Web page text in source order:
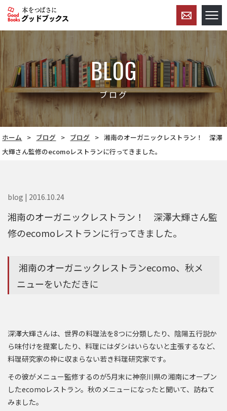
BLOG
ブログ
ホーム ブログ ブログ
湘南のオーガニックレストラン！ 深澤
大輝さん監修のecomoレストランに行ってきました。
blog | 2016.10.24
湘南のオーガニックレストラン！ 深澤大輝さん監
修のecomoレストランに行ってきました。
湘南のオーガニックレストランecomo、秋メ
ニューをいただきに
深澤大輝さんは、世界の料理法を8つに分類したり、陰陽五行説か
ら味付けを提案したり、料理にはダシはいらないと主張するなど、
料理研究家の枠に収まらない若き料理研究家です。
その彼がメニュー監修するのが5月末に神奈川県の湘南にオープン
したecomoレストラン。秋のメニューになったと聞いて、訪ねて
みました。